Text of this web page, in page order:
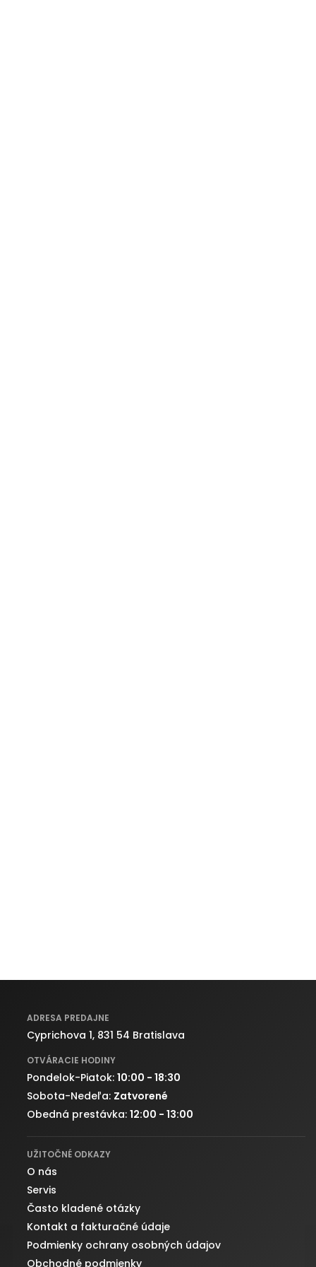
ADRESA PREDAJNE
Cyprichova 1, 831 54 Bratislava
OTVÁRACIE HODINY
Pondelok-Piatok: 10:00 - 18:30
Sobota-Nedeľa: Zatvorené
Obedná prestávka: 12:00 - 13:00
UŽITOČNÉ ODKAZY
O nás
Servis
Často kladené otázky
Kontakt a fakturačné údaje
Podmienky ochrany osobných údajov
Obchodné podmienky